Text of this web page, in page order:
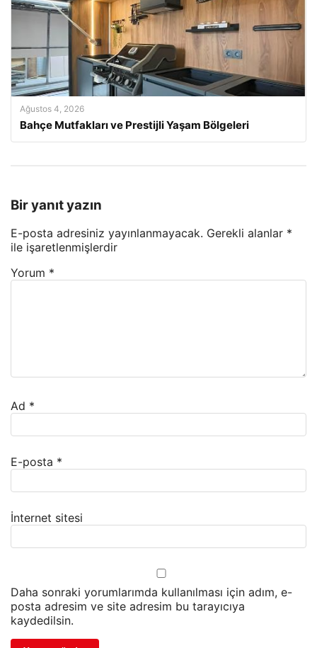
Ağustos 4, 2026
Bahçe Mutfakları ve Prestijli Yaşam Bölgeleri
Bir yanıt yazın
E-posta adresiniz yayınlanmayacak. Gerekli alanlar *
ile işaretlenmişlerdir
Yorum *
Ad *
E-posta *
İnternet sitesi
Daha sonraki yorumlarımda kullanılması için adım, e-
posta adresim ve site adresim bu tarayıcıya
kaydedilsin.